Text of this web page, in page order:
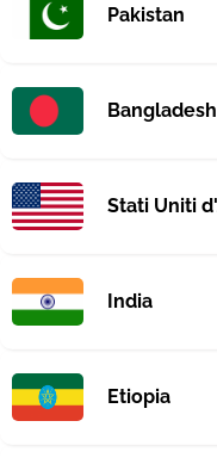
Pakistan
Bangladesh
Stati Uniti
India
Etiopia